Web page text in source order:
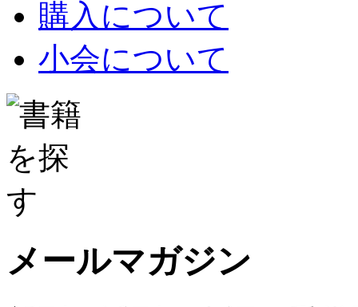
購入について
小会について
メールマガジン